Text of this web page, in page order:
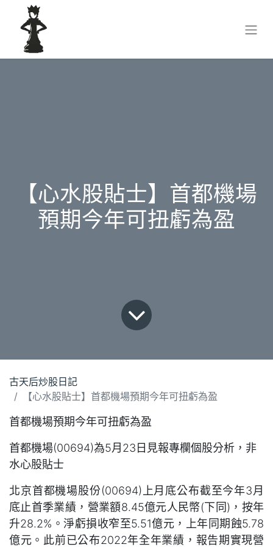
【心水股貼士】首都機場
預期今年可扭虧為盈
古天后炒股日記
【心水股貼士】首都機場預期今年可扭虧為盈
首都機場預期今年可扭虧為盈
首都機場(00694)為5月23日見報專欄個股分析，非
水心股貼士
北京首都機場股份(00694)上月底公布截至今年3月
底止首季業績，營業額8.45億元人民幣(下同)，按年
升28.2%。淨虧損收窄至5.51億元，上年同期蝕5.78
億元。此前已公布2022年全年業績，報告期實現營